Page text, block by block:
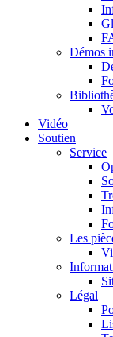
Démos
Vidéo
Soutien
Service
Les
Légal